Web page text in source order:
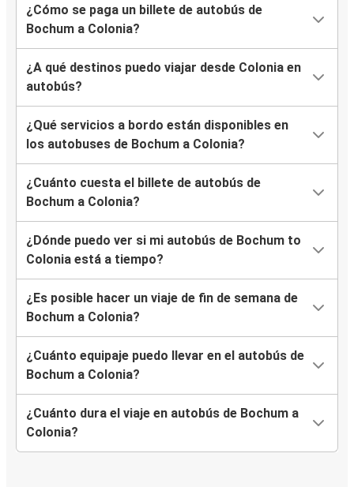
¿Cómo se paga un billete de autobús de
Bochum a Colonia?
¿A qué destinos puedo viajar desde Colonia en
autobús?
¿Qué servicios a bordo están disponibles en
los autobuses de Bochum a Colonia?
¿Cuánto cuesta el billete de autobús de
Bochum a Colonia?
¿Dónde puedo ver si mi autobús de Bochum to
Colonia está a tiempo?
¿Es posible hacer un viaje de fin de semana de
Bochum a Colonia?
¿Cuánto equipaje puedo llevar en el autobús de
Bochum a Colonia?
¿Cuánto dura el viaje en autobús de Bochum a
Colonia?